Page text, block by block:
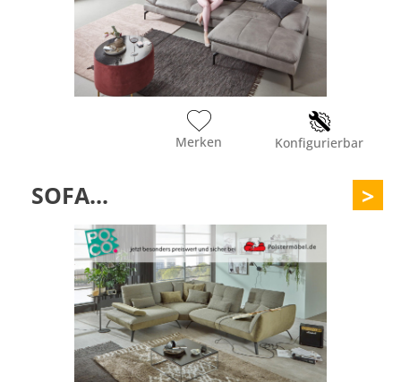
Merken Konfigurierbar
SOFA... >